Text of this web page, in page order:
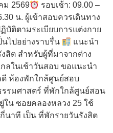
ม 2569
รอบเช้า: 09.00 –
น. ผู้เข้าสอบควรเดินทาง
ติตามระเบียบการแต่งกาย
นไปอย่างราบรื่น
แนะนำ
สิต สำหรับผู้ที่มาจากต่าง
ลในเช้าวันสอบ ขอแนะนำ
ดี ห้องพักใกล้ศูนย์สอบ
รมศาสตร์ ที่พักใกล้ศูนย์สอน
ใน ซอยคลองหลวง 25 ใช้
นาที เป็น ที่พักรายวันรังสิต